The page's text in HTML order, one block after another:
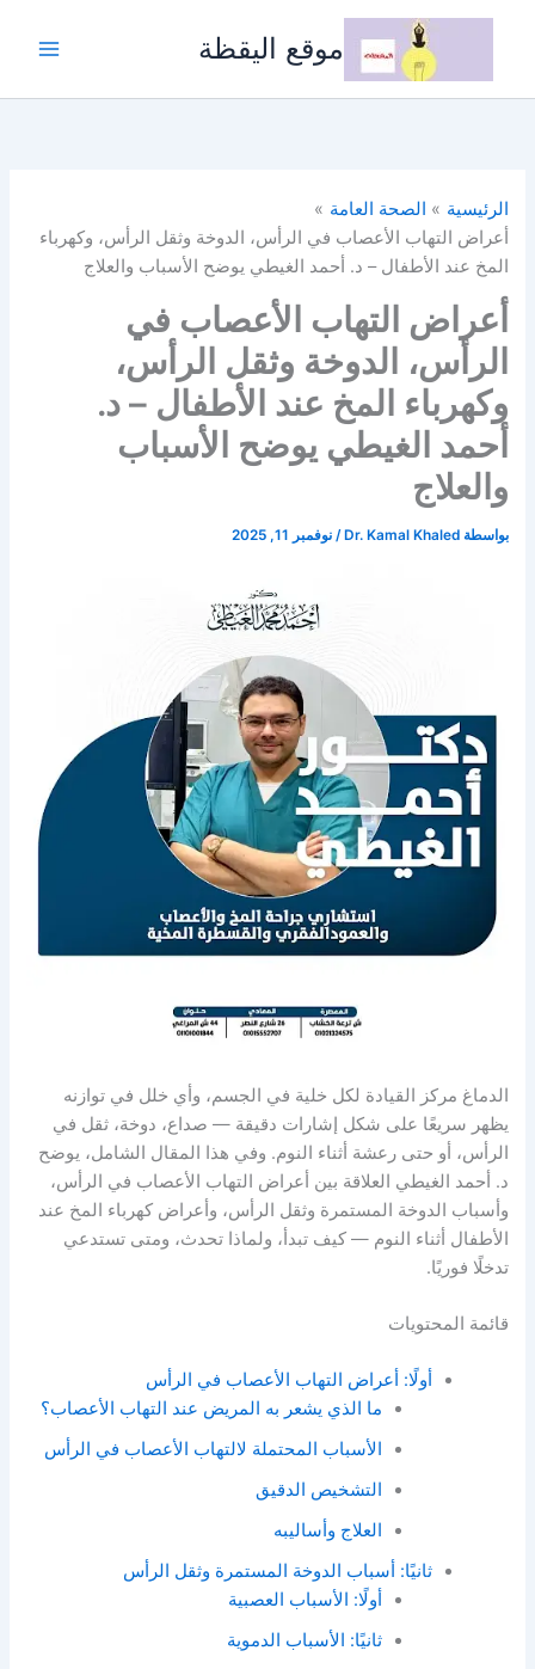
تخطي
موقع اليقظة
الرئيسية
الصحة العامة
أعراض التهاب الأعصاب في الرأس، الدوخة وثقل الرأس، وكهرباء
المخ عند الأطفال – د. أحمد الغيطي يوضح الأسباب والعلاج
أعراض التهاب الأعصاب في
الرأس، الدوخة وثقل الرأس،
وكهرباء المخ عند الأطفال – د.
أحمد الغيطي يوضح الأسباب
والعلاج
بواسطة Dr. Kamal Khaled
/نوفمبر 11, 2025
الدماغ مركز القيادة لكل خلية في الجسم، وأي خلل في توازنه
يظهر سريعًا على شكل إشارات دقيقة — صداع، دوخة، ثقل في
الرأس، أو حتى رعشة أثناء النوم. وفي هذا المقال الشامل، يوضح
د. أحمد الغيطي العلاقة بين أعراض التهاب الأعصاب في الرأس،
وأسباب الدوخة المستمرة وثقل الرأس، وأعراض كهرباء المخ عند
الأطفال أثناء النوم — كيف تبدأ، ولماذا تحدث، ومتى تستدعي
تدخلًا فوريًا.
قائمة المحتويات
أولًا: أعراض التهاب الأعصاب في الرأس
ما الذي يشعر به المريض عند التهاب الأعصاب؟
الأسباب المحتملة لالتهاب الأعصاب في الرأس
التشخيص الدقيق
العلاج وأساليبه
ثانيًا: أسباب الدوخة المستمرة وثقل الرأس
أولًا: الأسباب العصبية
ثانيًا: الأسباب الدموية